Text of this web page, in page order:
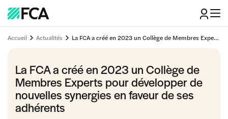
Accueil Actualités La FCA a créé en 2023 un Collège de Membres Experts pour développer de nouvelles synergies en faveur de ses adhérents
La FCA a créé en 2023 un Collège de
Membres Experts pour développer de
nouvelles synergies en faveur de ses
adhérents